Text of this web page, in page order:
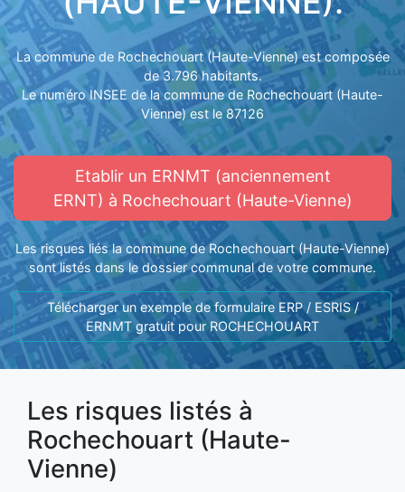
La commune de Rochechouart (Haute-Vienne) est composée
de 3.796 habitants.
Le numéro INSEE de la commune de Rochechouart (Haute-
Vienne) est le 87126
Etablir un ERNMT (anciennement
ERNT) à Rochechouart (Haute-Vienne)
Les risques liés la commune de Rochechouart (Haute-Vienne)
sont listés dans le dossier communal de votre commune.
Télécharger un exemple de formulaire ERP / ESRIS /
ERNMT gratuit pour ROCHECHOUART
Les risques listés à
Rochechouart (Haute-
Vienne)